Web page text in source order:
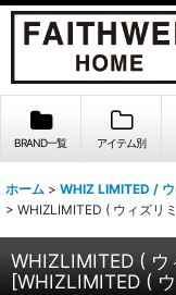
BRAND一覧 アイテム別
ホーム > WHIZ LIMITED /
> WHIZLIMITED ( ウィズリ
WHIZLIMITED ( ウ
[WHIZLIMITED (